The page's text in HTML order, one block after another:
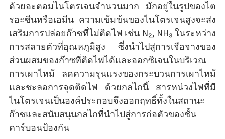
ด้วยอะตอมไนโตรเจนจำนวนมาก มักอยู่ในรูปของไต
รอะซีนหรือเอมีน ความเข้มข้นของไนโตรเจนสูงจะส่ง
เสริมการปล่อยก๊าซที่ไม่ติดไฟ เช่น N₂, NH₃ ในระหว่าง
การสลายตัวที่อุณหภูมิสูง ซึ่งนำไปสู่การเจือจางของ
ส่วนผสมของก๊าซที่ติดไฟได้และออกซิเจนในบริเวณ
การเผาไหม้ ลดความรุนแรงของกระบวนการเผาไหม้
และชะลอการจุดติดไฟ ด้วยกลไกนี้ สารหน่วงไฟที่มี
ไนโตรเจนเป็นองค์ประกอบจึงออกฤทธิ์ทั้งในสถานะ
ก๊าซและสนับสนุนกลไกที่นำไปสู่การก่อตัวของชั้น
คาร์บอนป้องกัน